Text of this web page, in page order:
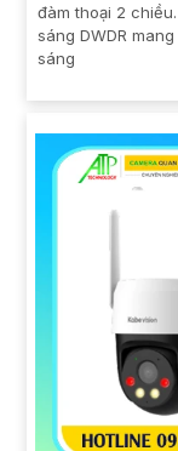
đàm thoại 2
sáng DWDR
sáng